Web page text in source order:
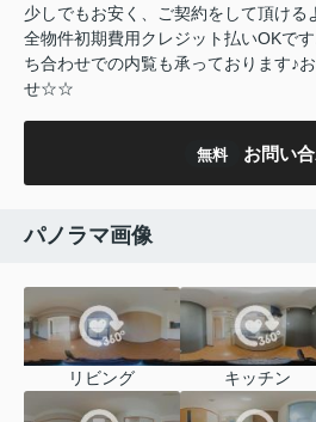
少しでもお安く、ご契約をして頂ける
全物件初期費用クレジット払いOKで
ち合わせでの内覧も承っております♪
せ☆☆
無料 お問い
パノラマ画像
リビング キッチン